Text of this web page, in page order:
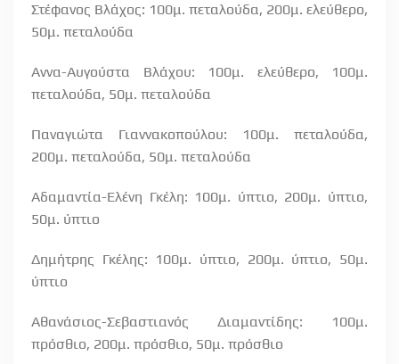
Στέφανος Βλάχος: 100μ. πεταλούδα, 200μ. ελεύθερο,
50μ. πεταλούδα
Αννα-Αυγούστα Βλάχου: 100μ. ελεύθερο, 100μ.
πεταλούδα, 50μ. πεταλούδα
Παναγιώτα Γιαννακοπούλου: 100μ. πεταλούδα,
200μ. πεταλούδα, 50μ. πεταλούδα
Αδαμαντία-Ελένη Γκέλη: 100μ. ύπτιο, 200μ. ύπτιο,
50μ. ύπτιο
Δημήτρης Γκέλης: 100μ. ύπτιο, 200μ. ύπτιο, 50μ.
ύπτιο
Αθανάσιος-Σεβαστιανός Διαμαντίδης: 100μ.
πρόσθιο, 200μ. πρόσθιο, 50μ. πρόσθιο